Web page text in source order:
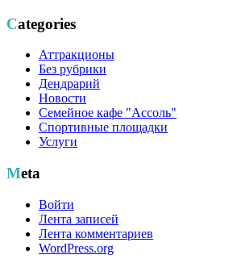
Categories
Аттракционы
Без рубрики
Дендрарий
Новости
Семейное кафе "Ассоль"
Спортивные площадки
Услуги
Meta
Войти
Лента записей
Лента комментариев
WordPress.org